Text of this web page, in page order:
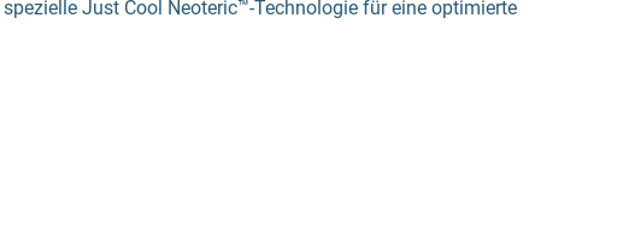
Just Cool Neoteric™-Technologie für eine optimierte